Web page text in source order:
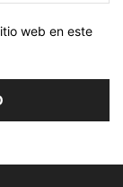
web en este